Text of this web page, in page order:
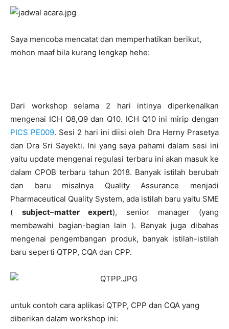
Saya mencoba mencatat dan memperhatikan berikut,
mohon maaf bila kurang lengkap hehe:
Dari workshop selama 2 hari intinya diperkenalkan
mengenai ICH Q8,Q9 dan Q10. ICH Q10 ini mirip dengan
PICS PE009. Sesi 2 hari ini diisi oleh Dra Herny Prasetya
dan Dra Sri Sayekti. Ini yang saya pahami dalam sesi ini
yaitu update mengenai regulasi terbaru ini akan masuk ke
dalam CPOB terbaru tahun 2018. Banyak istilah berubah
dan baru misalnya Quality Assurance menjadi
Pharmaceutical Quality System, ada istilah baru yaitu SME
( subject–matter expert), senior manager (yang
membawahi bagian-bagian lain ). Banyak juga dibahas
mengenai pengembangan produk, banyak istilah-istilah
baru seperti QTPP, CQA dan CPP.
untuk contoh cara aplikasi QTPP, CPP dan CQA yang
diberikan dalam workshop ini: